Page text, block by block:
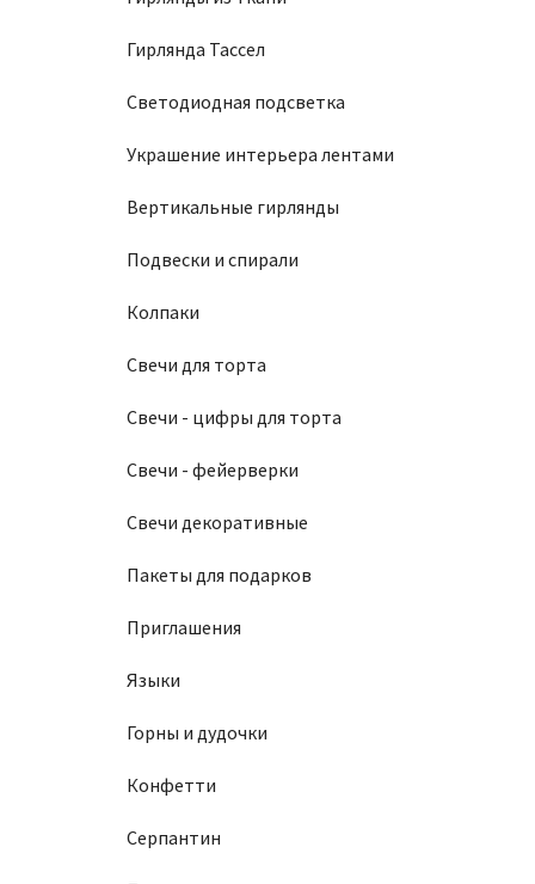
Гирлянда Тассел
Светодиодная подсветка
Украшение интерьера лентами
Вертикальные гирлянды
Подвески и спирали
Колпаки
Свечи для торта
Свечи - цифры для торта
Свечи - фейерверки
Свечи декоративные
Пакеты для подарков
Приглашения
Языки
Горны и дудочки
Конфетти
Серпантин